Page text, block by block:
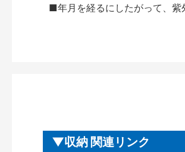
■年月を経るにしたがって、紫
収納 関連リンク